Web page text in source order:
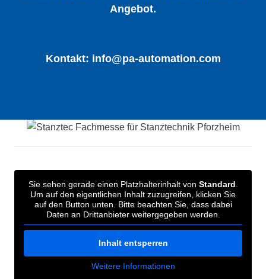
Angebot.
Kontakt: info@pa-automation.com
Sie sehen gerade einen Platzhalterinhalt von Standard
Um auf den eigentlichen Inhalt zuzugreifen, klicken Sie
auf den Button unten. Bitte beachten Sie, dass dabei
Daten an Drittanbieter weitergegeben werden.
Inhalt entsperren
Weitere Informationen